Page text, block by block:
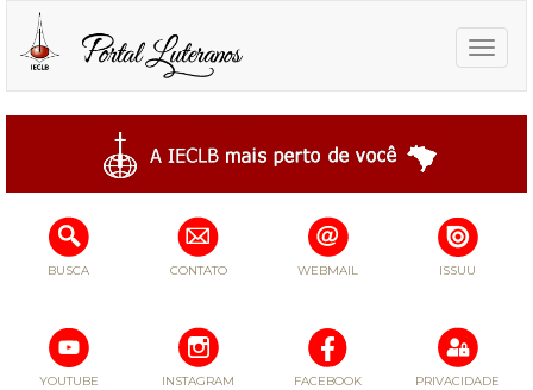
Toggle
BUSCA CONTATO WEBMAIL ISSUU
YOUTUBE INSTAGRAM FACEBOOK PRIVACIDADE